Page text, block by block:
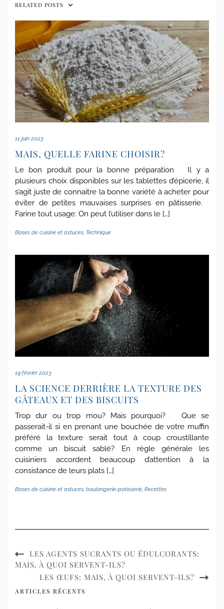
RELATED POSTS
11 juin 2023
MAIS, QUELLE FARINE CHOISIR?
Le bon produit pour la bonne préparation Il y a
plusieurs choix disponibles sur les tablettes d’épicerie, il
s’agit juste de connaitre la bonne variété à acheter pour
éviter de petites mauvaises surprises en pâtisserie.
Farine tout usage: On peut l’utiliser dans le […]
Bases de cuisine et astuces, Technique
19 février 2023
LA SCIENCE DERRIÈRE LA TEXTURE DES
GÂTEAUX ET DES BISCUITS
Trop dur ou trop mou? Mais pourquoi? Que se
passerait-il si en prenant une bouchée de votre muffin
préféré la texture serait tout à coup croustillante
comme un biscuit sablé? En règle générale les
cuisiniers accordent beaucoup d’attention à la
consistance de leurs plats […]
Bases de cuisine et astuces, boulangerie-patisserie, Recettes
LES AGENTS SUCRANTS OU ÉDULCORANTS:
MAIS, À QUOI SERVENT-ILS?
LES ŒUFS: MAIS, À QUOI SERVENT-ILS?
ARTICLES RÉCENTS